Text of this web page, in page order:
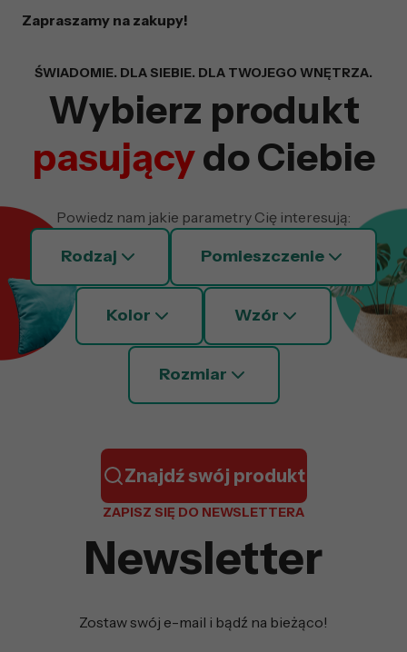
Zapraszamy na zakupy!
Wyszukiwarka z
ŚWIADOMIE. DLA SIEBIE. DLA TWOJEGO WNĘTRZA.
Wybierz produkt
pasującydo Ciebie
Powiedz nam jakie parametry Cię interesują:
Rodzaj Pomieszczenie
Kolor Wzór
Rozmiar
Znajdź swój produkt
ZAPISZ SIĘ DO NEWSLETTERA
Newsletter
Zostaw swój e-mail i bądź na bieżąco!